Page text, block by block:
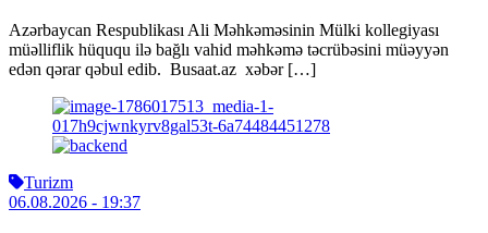
Azərbaycan Respublikası Ali Məhkəməsinin Mülki kollegiyası
müəlliflik hüququ ilə bağlı vahid məhkəmə təcrübəsini müəyyən
edən qərar qəbul edib. Busaat.az xəbər […]
Turizm
06.08.2026 - 19:37